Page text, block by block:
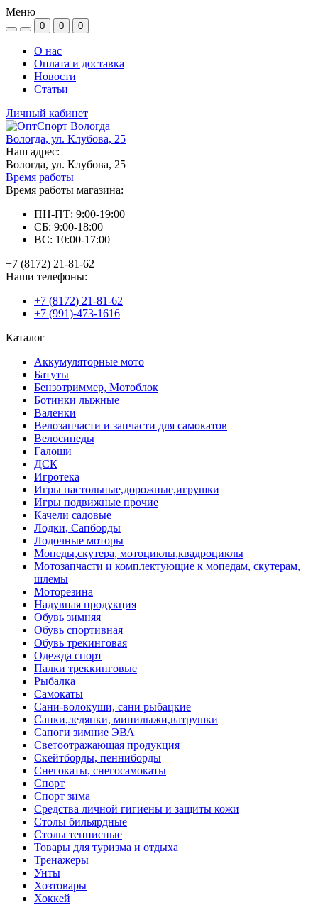
Меню
0 0 0
О нас
Оплата и доставка
Новости
Статьи
Личный кабинет
Вологда, ул. Клубова, 25
Наш адрес:
Вологда, ул. Клубова, 25
Время работы
Время работы магазина:
ПН-ПТ: 9:00-19:00
СБ: 9:00-18:00
ВС: 10:00-17:00
+7 (8172) 21-81-62
Наши телефоны:
+7 (8172) 21-81-62
+7 (991)-473-1616
Каталог
Аккумуляторные мото
Батуты
Бензотриммер, Мотоблок
Ботинки лыжные
Валенки
Велозапчасти и запчасти для самокатов
Велосипеды
Галоши
ДСК
Игротека
Игры настольные,дорожные,игрушки
Игры подвижные прочие
Качели садовые
Лодки, Сапборды
Лодочные моторы
Мопеды,скутера, мотоциклы,квадроциклы
Мотозапчасти и комплектующие к мопедам, скутерам,
шлемы
Моторезина
Надувная продукция
Обувь зимняя
Обувь спортивная
Обувь трекинговая
Одежда спорт
Палки треккинговые
Рыбалка
Самокаты
Сани-волокуши, сани рыбацкие
Санки,ледянки, минилыжи,ватрушки
Сапоги зимние ЭВА
Светоотражающая продукция
Скейтборды, пенниборды
Снегокаты, снегосамокаты
Спорт
Спорт зима
Средства личной гигиены и защиты кожи
Столы бильярдные
Столы теннисные
Товары для туризма и отдыха
Тренажеры
Унты
Хозтовары
Хоккей